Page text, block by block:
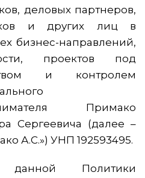
деловых партнеров,
и других лиц в
бизнес-направлений,
проектов под
и контролем
Примако
Сергеевича (далее –
А.С.») УНП 192593495.
данной Политики